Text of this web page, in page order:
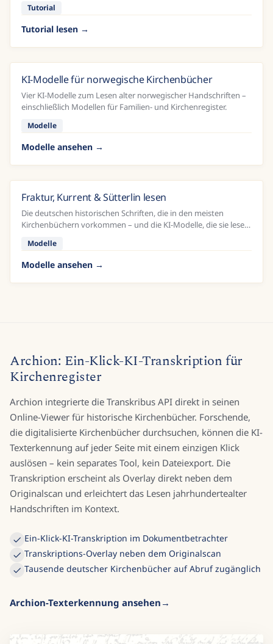
Tutorial
Tutorial lesen
KI-Modelle für norwegische Kirchenbücher
Vier KI-Modelle zum Lesen alter norwegischer Handschriften –
einschließlich Modellen für Familien- und Kirchenregister.
Modelle
Modelle ansehen
Fraktur, Kurrent & Sütterlin lesen
Die deutschen historischen Schriften, die in den meisten
Kirchenbüchern vorkommen – und die KI-Modelle, die sie lesen
Modelle
Modelle ansehen
Archion: Ein-Klick-KI-Transkription für
Kirchenregister
Archion integrierte die Transkribus API direkt in seinen
Online-Viewer für historische Kirchenbücher. Forschende,
die digitalisierte Kirchenbücher durchsuchen, können die KI-
Texterkennung auf jeder Seite mit einem einzigen Klick
auslösen – kein separates Tool, kein Dateiexport. Die
Transkription erscheint als Overlay direkt neben dem
Originalscan und erleichtert das Lesen jahrhundertealter
Handschriften im Kontext.
Ein-Klick-KI-Transkription im Dokumentbetrachter
Transkriptions-Overlay neben dem Originalscan
Tausende deutscher Kirchenbücher auf Abruf zugänglich
Archion-Texterkennung ansehen